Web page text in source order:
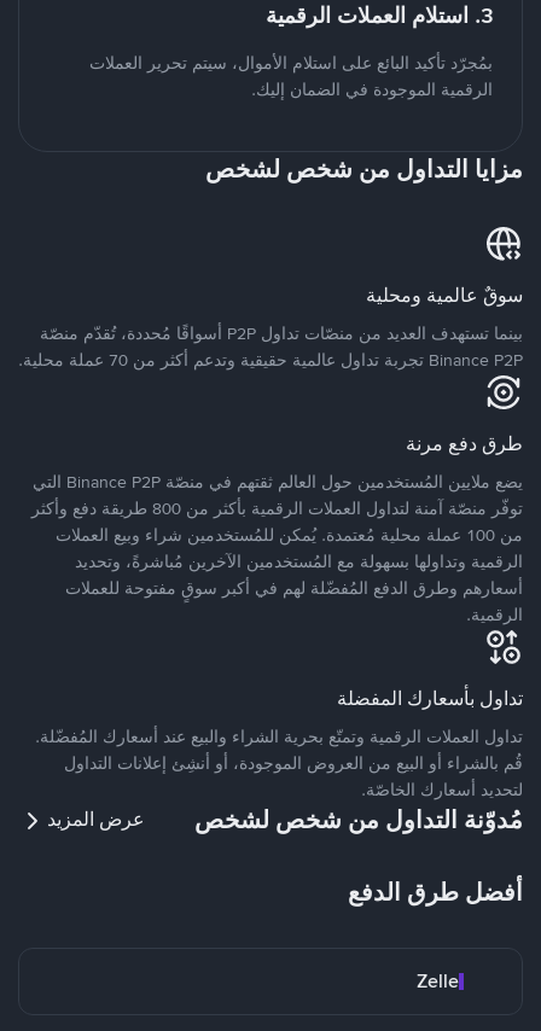
3. استلام العملات الرقمية
بمُجرّد تأكيد البائع على استلام الأموال، سيتم تحرير العملات
الرقمية الموجودة في الضمان إليك.
مزايا التداول من شخص لشخص
سوقٌ عالمية ومحلية
بينما تستهدف العديد من منصّات تداول P2P أسواقًا مُحددة، تُقدّم منصّة
Binance P2P تجربة تداول عالمية حقيقية وتدعم أكثر من 70 عملة محلية.
طرق دفع مرنة
يضع ملايين المُستخدمين حول العالم ثقتهم في منصّة Binance P2P التي
توفّر منصّة آمنة لتداول العملات الرقمية بأكثر من 800 طريقة دفع وأكثر
من 100 عملة محلية مُعتمدة. يُمكن للمُستخدمين شراء وبيع العملات
الرقمية وتداولها بسهولة مع المُستخدمين الآخرين مُباشرةً، وتحديد
أسعارهم وطرق الدفع المُفضّلة لهم في أكبر سوقٍ مفتوحة للعملات
الرقمية.
تداول بأسعارك المفضلة
تداول العملات الرقمية وتمتّع بحرية الشراء والبيع عند أسعارك المُفضّلة.
قُم بالشراء أو البيع من العروض الموجودة، أو أنشِئ إعلانات التداول
لتحديد أسعارك الخاصّة.
مُدوّنة التداول من شخص لشخص عرض المزيد
أفضل طرق الدفع
Zelle